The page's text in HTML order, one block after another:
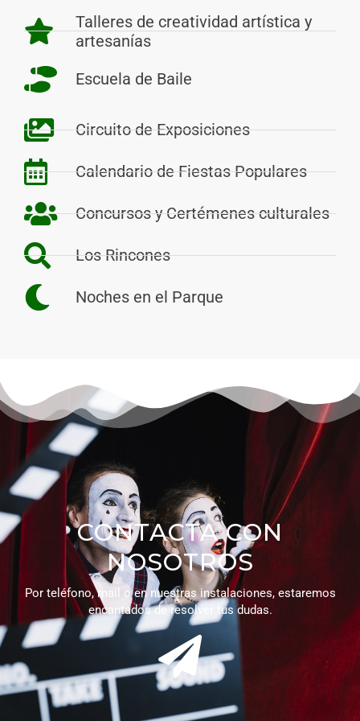
Talleres de creatividad artística y
artesanías
Escuela de Baile
Circuito de Exposiciones
Calendario de Fiestas Populares
Concursos y Certémenes culturales
Los Rincones
Noches en el Parque
CONTACTA CON
NOSOTROS
Por teléfono, mail o en nuestras instalaciones, estaremos
encantados de resolver tus dudas.